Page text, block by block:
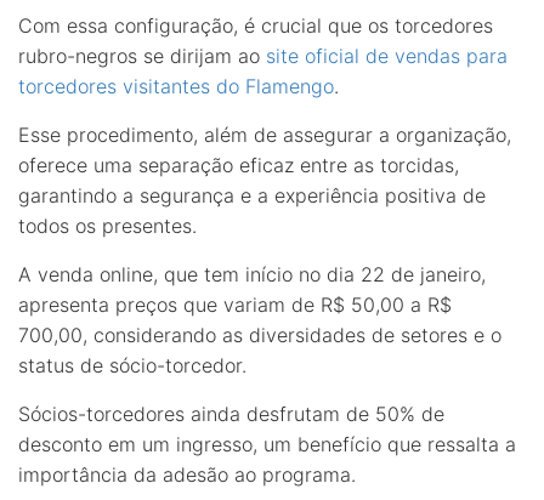
Com essa configuração, é crucial que os torcedores
rubro-negros se dirijam ao site oficial de vendas para
torcedores visitantes do Flamengo.
Esse procedimento, além de assegurar a organização,
oferece uma separação eficaz entre as torcidas,
garantindo a segurança e a experiência positiva de
todos os presentes.
A venda online, que tem início no dia 22 de janeiro,
apresenta preços que variam de R$ 50,00 a R$
700,00, considerando as diversidades de setores e o
status de sócio-torcedor.
Sócios-torcedores ainda desfrutam de 50% de
desconto em um ingresso, um benefício que ressalta a
importância da adesão ao programa.